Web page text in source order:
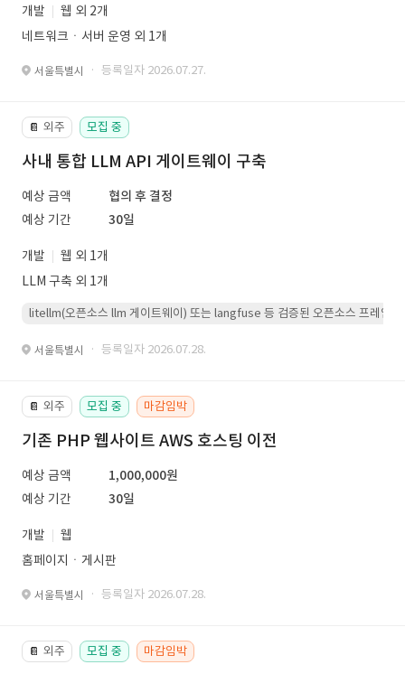
개발
웹 외 2개
네트워크ㆍ서버 운영 외 1개
서울특별시 · 등록일자 2026.07.27.
📔 외주 모집 중
사내 통합 LLM API 게이트웨이 구축
예상 금액
협의 후 결정
예상 기간
30일
개발
웹 외 1개
LLM 구축 외 1개
litellm(오픈소스 llm 게이트웨이) 또는 langfuse 등 검증된 오픈소스 프레임워
서울특별시 · 등록일자 2026.07.28.
📔 외주 모집 중 마감임박
기존 PHP 웹사이트 AWS 호스팅 이전
예상 금액
1,000,000원
예상 기간
30일
개발
웹
홈페이지ㆍ게시판
서울특별시 · 등록일자 2026.07.28.
📔 외주 모집 중 마감임박